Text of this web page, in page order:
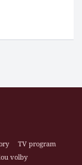
TV program
volby